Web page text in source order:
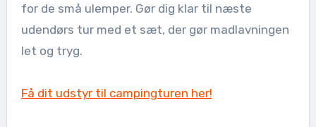
for de små ulemper. Gør dig klar til næste
udendørs tur med et sæt, der gør madlavningen
let og tryg.
Få dit udstyr til campingturen her!